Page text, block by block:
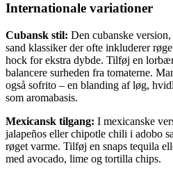
Internationale variationer
Cubansk stil: Den cubanske
sand klassiker der ofte inkluderer
hock for ekstra dybde. Tilføj en
balancere surheden fra tomaterne.
også sofrito – en blanding af løg,
som aromabasis.
Mexicansk tilgang: I mexicanske
jalapeños eller chipotle chili i adobo
røget varme. Tilføj en snaps tequila
med avocado, lime og tortilla chips.